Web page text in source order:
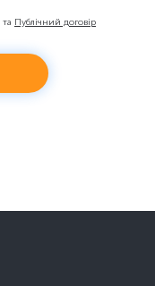
та Публічний договір